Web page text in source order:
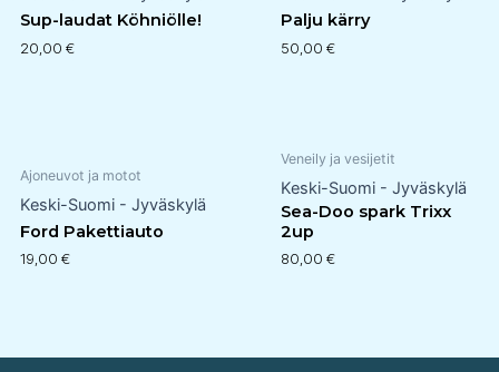
Sup-laudat Köhniölle!
20,00 €
Palju kärry
50,00 €
Ajoneuvot ja motot
Keski-Suomi - Jyväskylä
Ford Pakettiauto
19,00 €
Veneily ja vesijetit
Keski-Suomi - Jyväskylä
Sea-Doo spark Trixx
2up
80,00 €